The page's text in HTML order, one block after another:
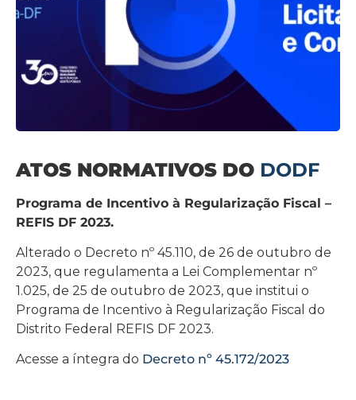
ATOS NORMATIVOS DO DODF
Programa de Incentivo à Regularização Fiscal –
REFIS DF 2023.
Alterado o Decreto nº 45.110, de 26 de outubro de
2023, que regulamenta a Lei Complementar nº
1.025, de 25 de outubro de 2023, que institui o
Programa de Incentivo à Regularização Fiscal do
Distrito Federal REFIS DF 2023.
Acesse a íntegra do Decreto nº 45.172/2023